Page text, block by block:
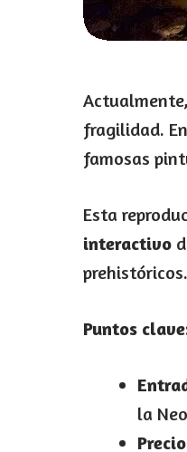
fragilidad.
famosas
Esta
interactivo
prehistóricos.
Puntos
la